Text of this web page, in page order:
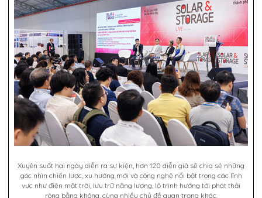
Xuyên suốt hai ngày diễn ra sự kiện, hơn 120 diễn giả sẽ chia sẻ những
góc nhìn chiến lược, xu hướng mới và công nghệ nổi bật trong các lĩnh
vực như điện mặt trời, lưu trữ năng lượng, lộ trình hướng tới phát thải
ròng bằng không, cùng nhiều chủ đề quan trọng khác.